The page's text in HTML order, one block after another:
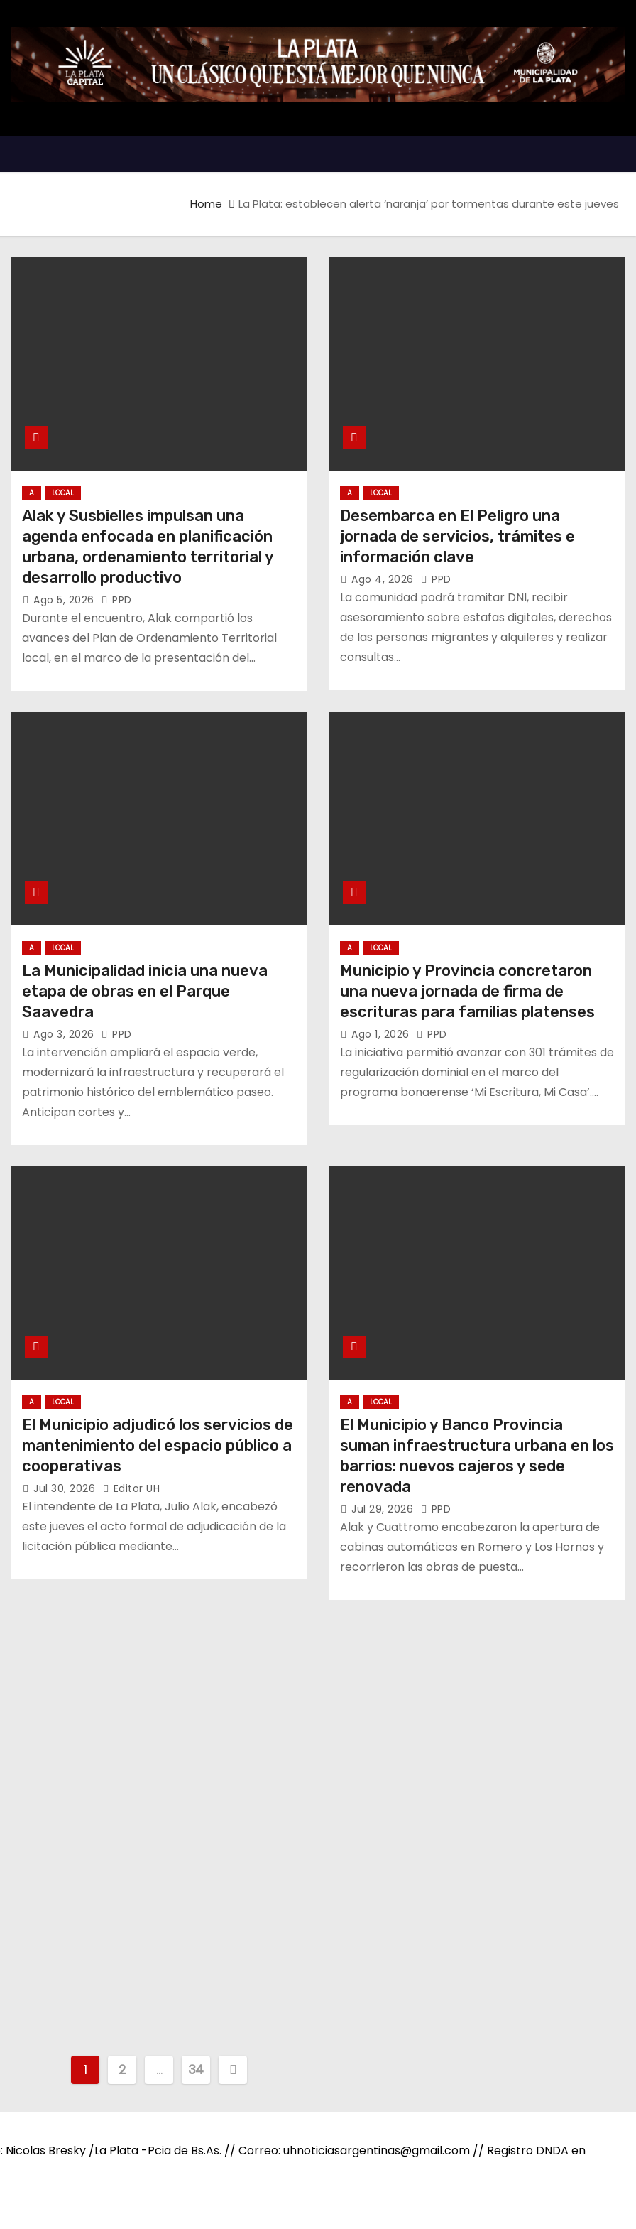
Home La Plata: establecen alerta ‘naranja’ por tormentas durante este jueves
A LOCAL
Alak y Susbielles impulsan una
agenda enfocada en planificación
urbana, ordenamiento territorial y
desarrollo productivo
Ago 5, 2026 PPD
Durante el encuentro, Alak compartió los
avances del Plan de Ordenamiento Territorial
local, en el marco de la presentación del…
A LOCAL
Desembarca en El Peligro una
jornada de servicios, trámites e
información clave
Ago 4, 2026 PPD
La comunidad podrá tramitar DNI, recibir
asesoramiento sobre estafas digitales, derechos
de las personas migrantes y alquileres y realizar
consultas…
A LOCAL
La Municipalidad inicia una nueva
etapa de obras en el Parque
Saavedra
Ago 3, 2026 PPD
La intervención ampliará el espacio verde,
modernizará la infraestructura y recuperará el
patrimonio histórico del emblemático paseo.
Anticipan cortes y…
A LOCAL
Municipio y Provincia concretaron
una nueva jornada de firma de
escrituras para familias platenses
Ago 1, 2026 PPD
La iniciativa permitió avanzar con 301 trámites de
regularización dominial en el marco del
programa bonaerense ‘Mi Escritura, Mi Casa’.…
A LOCAL
El Municipio adjudicó los servicios de
mantenimiento del espacio público a
cooperativas
Jul 30, 2026 Editor UH
El intendente de La Plata, Julio Alak, encabezó
este jueves el acto formal de adjudicación de la
licitación pública mediante…
A LOCAL
El Municipio y Banco Provincia
suman infraestructura urbana en los
barrios: nuevos cajeros y sede
renovada
Jul 29, 2026 PPD
Alak y Cuattromo encabezaron la apertura de
cabinas automáticas en Romero y Los Hornos y
recorrieron las obras de puesta…
i
1 2 … 34
Bresky /La Plata -Pcia de Bs.As. // Correo: uhnoticiasargentinas@gmail.com // Registro DNDA en